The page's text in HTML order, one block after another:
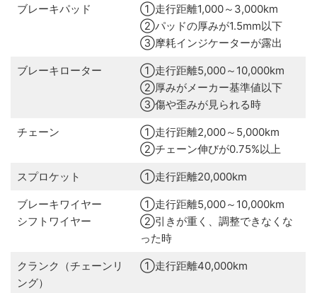
ブレーキパッド
①走行距離1,000～3,000km
②パッドの厚みが1.5mm以下
③摩耗インジケーターが露出
ブレーキローター
①走行距離5,000～10,000km
②厚みがメーカー基準値以下
③傷や歪みが見られる時
チェーン
①走行距離2,000～5,000km
②チェーン伸びが0.75%以上
スプロケット ①走行距離20,000km
ブレーキワイヤー
シフトワイヤー
①走行距離5,000～10,000km
②引きが重く、調整できなくな
った時
クランク（チェーンリ
ング）
①走行距離40,000km